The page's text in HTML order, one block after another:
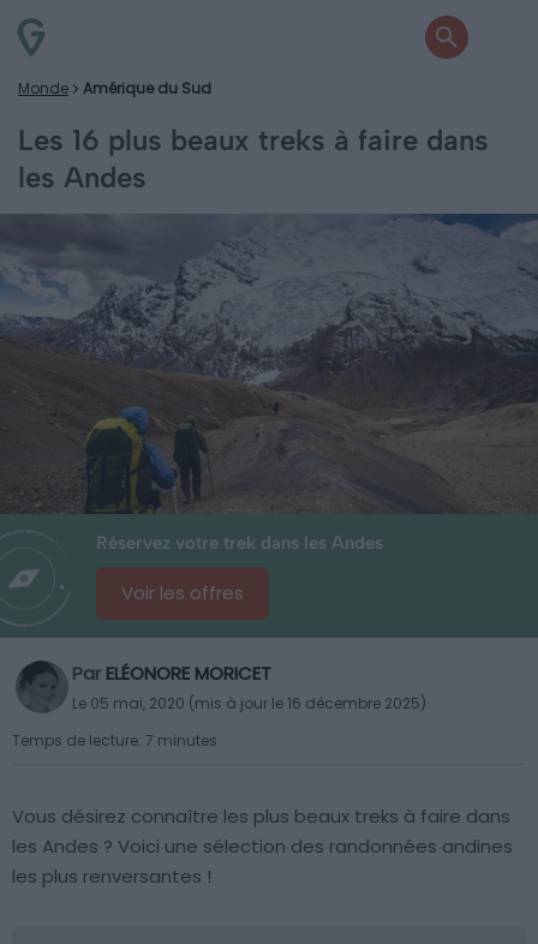
Monde Amérique du Sud
Les 16 plus beaux treks à faire dans
les Andes
Réservez votre trek dans les Andes
Voir les offres
Par ELÉONORE MORICET
Le 05 mai, 2020 (mis à jour le 16 décembre 2025)
Temps de lecture: 7 minutes
Vous désirez connaître les plus beaux treks à faire dans
les Andes ? Voici une sélection des randonnées andines
les plus renversantes !